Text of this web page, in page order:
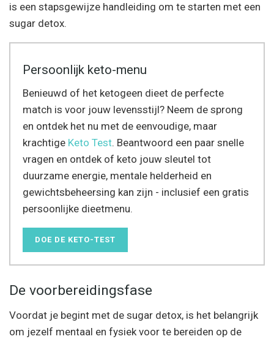
is een stapsgewijze handleiding om te starten met een
sugar detox.
Persoonlijk keto-menu
Benieuwd of het ketogeen dieet de perfecte
match is voor jouw levensstijl? Neem de sprong
en ontdek het nu met de eenvoudige, maar
krachtige Keto Test. Beantwoord een paar snelle
vragen en ontdek of keto jouw sleutel tot
duurzame energie, mentale helderheid en
gewichtsbeheersing kan zijn - inclusief een gratis
persoonlijke dieetmenu.
DOE DE KETO-TEST
De voorbereidingsfase
Voordat je begint met de sugar detox, is het belangrijk
om jezelf mentaal en fysiek voor te bereiden op de